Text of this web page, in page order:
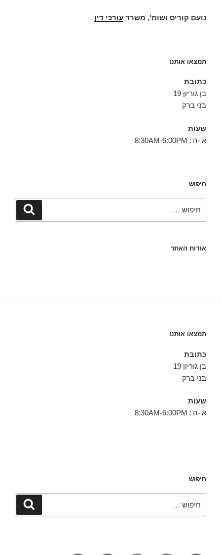
נועם קוריס ושות', משרד עורכי דין
תמצאו אותנו
כתובת
בן גוריון 19
בני ברק
שעות
א'-ה': 8:30AM-6:00PM
חיפוש
חיפוש
אודות האתר
תמצאו אותנו
כתובת
בן גוריון 19
בני ברק
שעות
א'-ה': 8:30AM-6:00PM
חיפוש
חיפוש